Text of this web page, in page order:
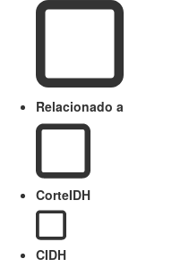
Relacionado a
CorteIDH
CIDH